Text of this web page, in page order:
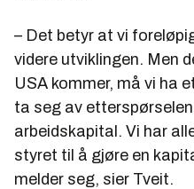
– Det betyr at vi
videre utviklingen. Men
USA kommer, må vi ha
ta seg av
arbeidskapital. Vi har
styret til å gjøre en
melder seg, sier Tveit.